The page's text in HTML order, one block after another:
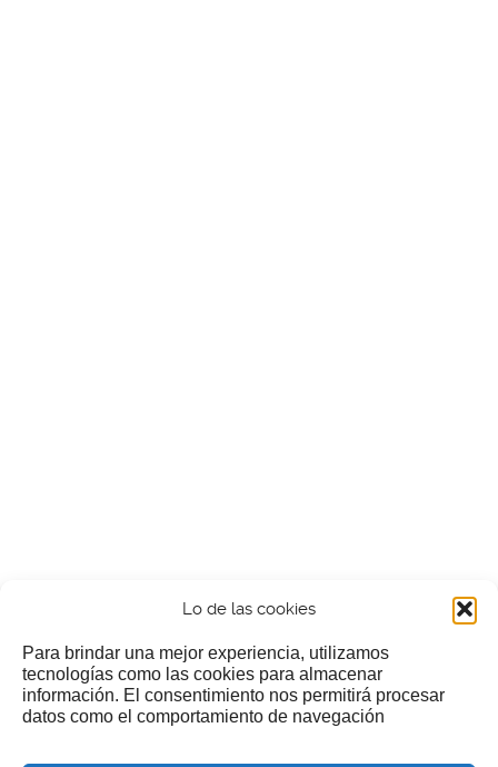
Lo de las cookies
Para brindar una mejor experiencia, utilizamos
tecnologías como las cookies para almacenar
información. El consentimiento nos permitirá procesar
datos como el comportamiento de navegación
¿Nos invitas a un cafecillo?